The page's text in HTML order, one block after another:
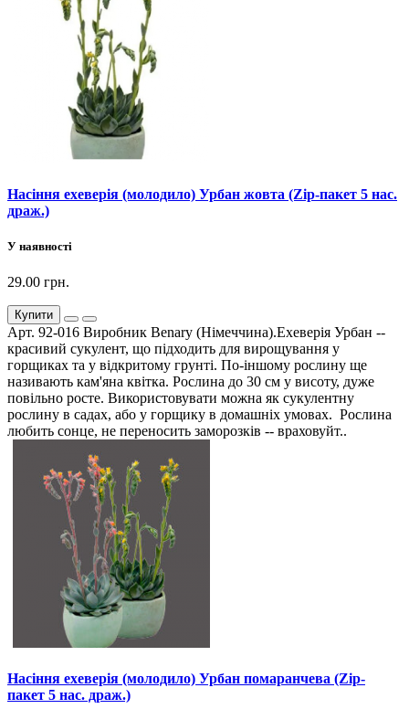
Насіння ехеверія (молодило) Урбан жовта (Zip-пакет 5 нас.
драж.)
У наявності
29.00 грн.
Купити
Арт. 92-016 Виробник Benary (Німеччина).Ехеверія Урбан --
красивий сукулент, що підходить для вирощування у
горщиках та у відкритому грунті. По-іншому рослину ще
називають кам'яна квітка. Рослина до 30 см у висоту, дуже
повільно росте. Використовувати можна як сукулентну
рослину в садах, або у горщику в домашніх умовах. Рослина
любить сонце, не переносить заморозків -- враховуйт..
Насіння ехеверія (молодило) Урбан помаранчева (Zip-
пакет 5 нас. драж.)